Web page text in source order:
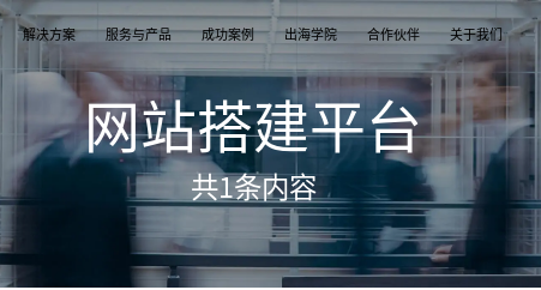
解决方案 服务与产品 成功案例 出海学院 合作伙伴 关于我们
TikTok Shop
商店创建，到策划广告投放和达人营销利用创
和达人实现TikTok爆炸性增长
独立站
用个性化独立站高效承接兴趣流量跑通从拉新到
复购的私域增长飞轮
出海培训
Shop课程 | 独立站课程 | 亚马逊课程
开店/建站
TikTok Shop开店 | Shopify建站 | 亚马逊开店
品牌介绍
书逸途，成长型跨境电商运营解决方案
品牌新闻
公司及品牌最新业务发展动态
网站搭建平台
共1条内容